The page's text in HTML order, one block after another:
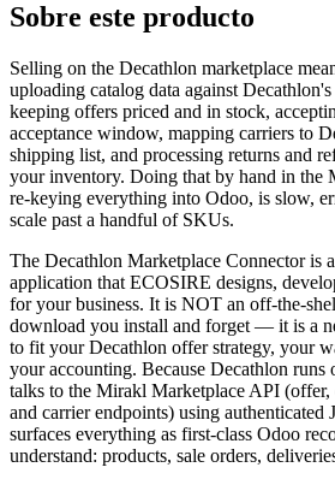
Sobre este producto
Selling on the Decathlon marketplace
uploading catalog data against
keeping offers priced and in stock,
acceptance window, mapping carriers to
shipping list, and processing returns and
your inventory. Doing that by hand in the
re-keying everything into Odoo, is slow,
scale past a handful of SKUs.
The Decathlon Marketplace Connector is
application that ECOSIRE designs,
for your business. It is NOT an off-the-
download you install and forget — it is a
to fit your Decathlon offer strategy, your
your accounting. Because Decathlon
talks to the Mirakl Marketplace API (offer,
and carrier endpoints) using authenticated
surfaces everything as first-class Odoo
understand: products, sale orders,